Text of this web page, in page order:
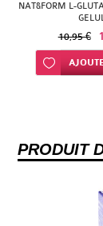
NAT&FORM L-
10,95 €
Ajouter à ma
PRODUIT